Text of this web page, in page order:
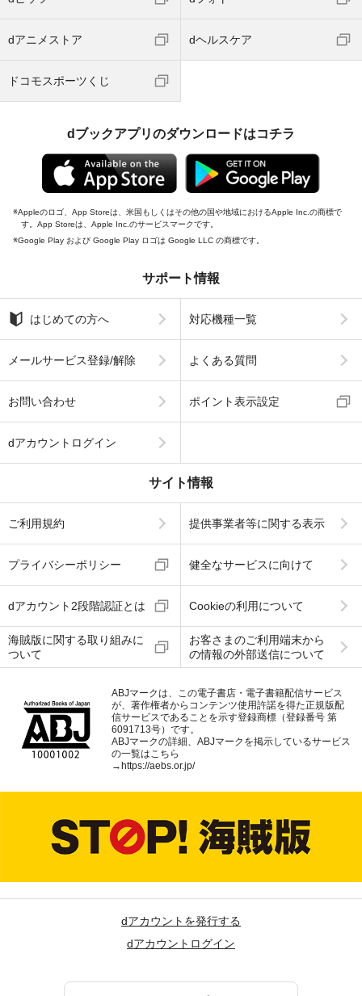
dアニメストア dヘルスケア
ドコモスポーツくじ
dブックアプリのダウンロードはコチラ
Appleのロゴ、App Storeは、米国もしくはその他の国や地域におけるApple Inc.の商標で
す。App Storeは、Apple Inc.のサービスマークです。
Google Play および Google Play ロゴは Google LLC の商標です。
サポート情報
はじめての方へ 対応機種一覧
メールサービス登録/解除 よくある質問
お問い合わせ ポイント表示設定
dアカウントログイン
サイト情報
ご利用規約 提供事業者等に関する表示
プライバシーポリシー 健全なサービスに向けて
dアカウント2段階認証とは Cookieの利用について
海賊版に関する取り組みに
ついて
お客さまのご利用端末から
の情報の外部送信について
ABJマークは、この電子書店・電子書籍配信サービス
が、著作権者からコンテンツ使用許諾を得た正規版配
信サービスであることを示す登録商標（登録番号 第
6091713号）です。
ABJマークの詳細、ABJマークを掲示しているサービス
の一覧はこちら
→ https://aebs.or.jp/
dアカウントを発行する
dアカウントログイン